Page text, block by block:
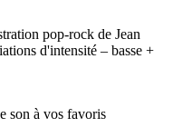
pop-rock de Jean
d'intensité – basse +